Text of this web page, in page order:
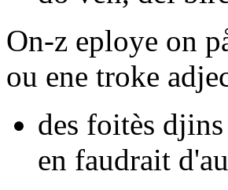
On-z eploye on
ou ene troke
des foitès djins
en faudrait